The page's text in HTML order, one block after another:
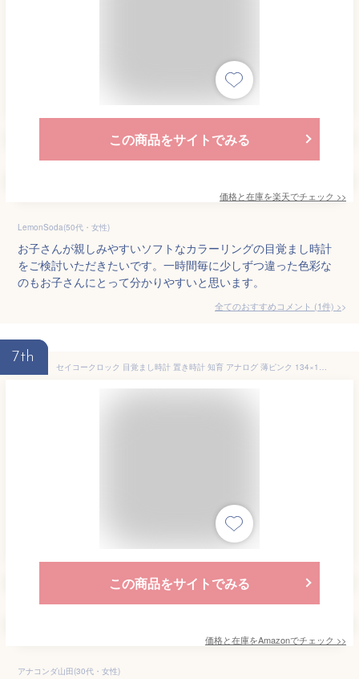
この商品をサイトでみる
価格と在庫を楽天でチェック >>
LemonSoda(50代・女性)
お子さんが親しみやすいソフトなカラーリングの目覚まし時計
をご検討いただきたいです。一時間毎に少しずつ違った色彩な
のもお子さんにとって分かりやすいと思います。
全てのおすすめコメント (1件) >
7th
セイコークロック 目覚まし時計 置き時計 知育 アナログ 薄ピンク 134×130×85mm KR524P
この商品をサイトでみる
価格と在庫をAmazonでチェック >>
アナコンダ山田(30代・女性)